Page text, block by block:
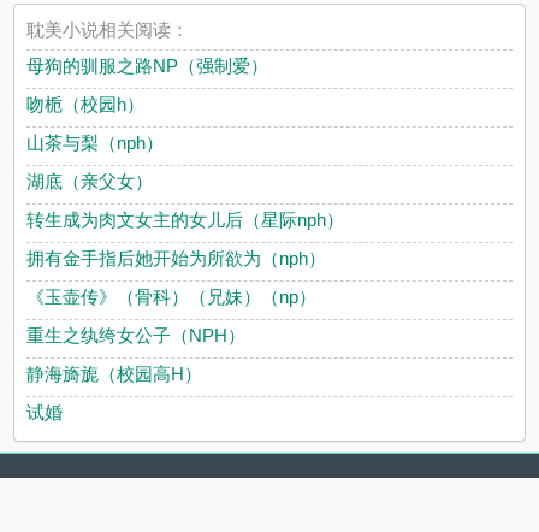
耽美小说相关阅读：
母狗的驯服之路NP（强制爱）
吻栀（校园h）
山茶与梨（nph）
湖底（亲父女）
转生成为肉文女主的女儿后（星际nph）
拥有金手指后她开始为所欲为（nph）
《玉壶传》（骨科）（兄妹）（np）
重生之纨绔女公子（NPH）
静海旖旎（校园高H）
试婚